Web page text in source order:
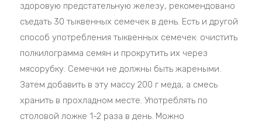
здоровую предстательную железу, рекомендовано
съедать 30 тыквенных семечек в день. Есть и другой
способ употребления тыквенных семечек: очистить
полкилограмма семян и прокрутить их через
мясорубку. Семечки не должны быть жареными.
Затем добавить в эту массу 200 г меда, а смесь
хранить в прохладном месте. Употреблять по
столовой ложке 1-2 раза в день. Можно